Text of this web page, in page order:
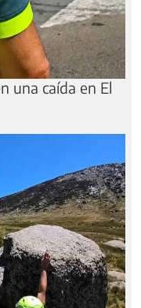
una caída en El